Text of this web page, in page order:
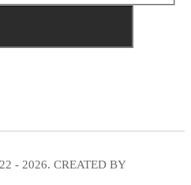
- 2026. CREATED BY